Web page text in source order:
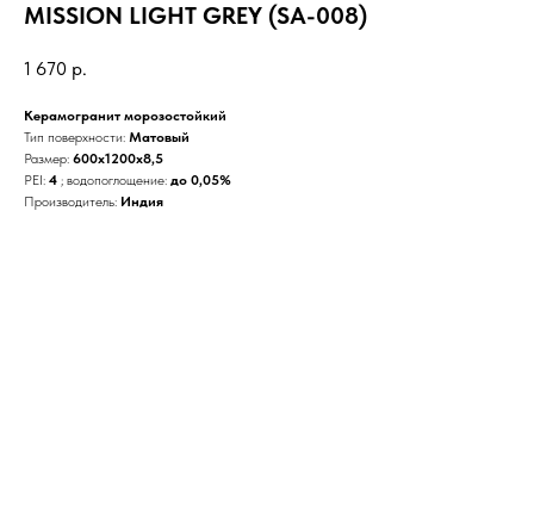
MISSION LIGHT GREY (SA-008)
1 670 р.
Керамогранит морозостойкий
Тип поверхности: Матовый
Размер: 600x1200x8,5
PEI: 4 ; водопоглощение: до 0,05%
Производитель: Индия